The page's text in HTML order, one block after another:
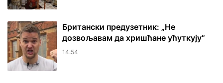
Британски предузетник: „Не
дозвољавам да хришћане ућуткују“
14:54